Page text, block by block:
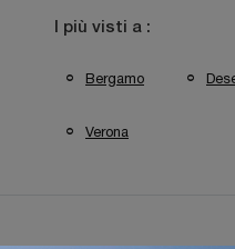
I più visti a :
Bergamo
Verona